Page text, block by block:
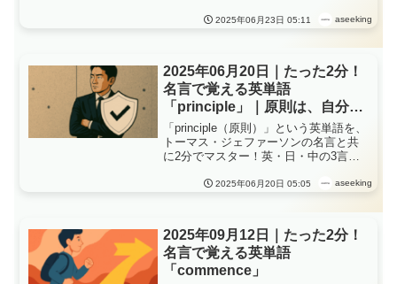
豊かさは、「足りない」と思わないと
2025年06月23日 05:11 aseeking
2025年06月20日｜たった2分！
名言で覚える英単語
「principle」｜原則は、自分を
守る盾だった
「principle（原則）」という英単語を、
トーマス・ジェファーソンの名言と共
に2分でマスター！英・日・中の3言語
解が深まる毎日英語学習、原則は、自
2025年06月20日 05:05 aseeking
2025年09月12日｜たった2分！
名言で覚える英単語
「commence」